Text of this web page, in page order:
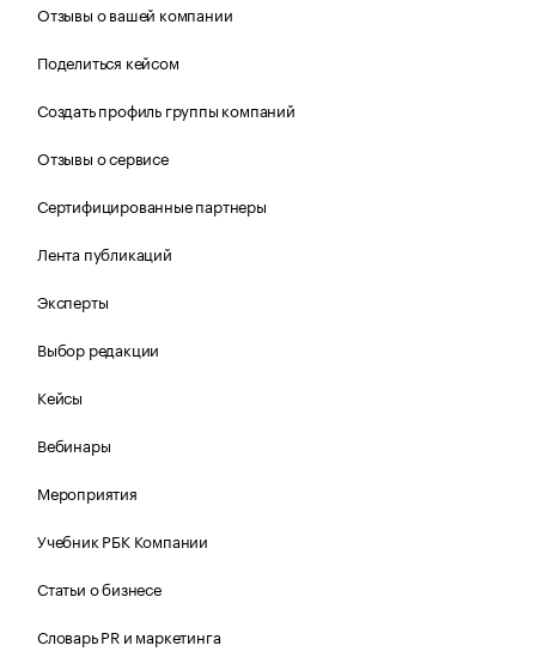
Отзывы о вашей компании
Поделиться кейсом
Создать профиль группы компаний
Отзывы о сервисе
Сертифицированные партнеры
Лента публикаций
Эксперты
Выбор редакции
Кейсы
Вебинары
Мероприятия
Учебник РБК Компании
Статьи о бизнесе
Словарь PR и маркетинга